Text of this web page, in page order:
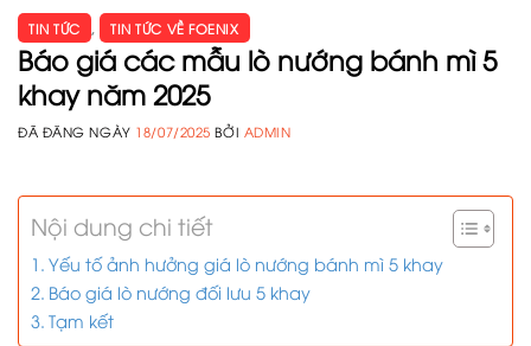
TIN TỨC , TIN TỨC VỀ FOENIX
Báo giá các mẫu lò nướng bánh mì 5
khay năm 2025
ĐÃ ĐĂNG NGÀY 18/07/2025 BỞI ADMIN
Nội dung chi tiết
Yếu tố ảnh hưởng giá lò nướng bánh mì 5 khay
Báo giá lò nướng đối lưu 5 khay
Tạm kết